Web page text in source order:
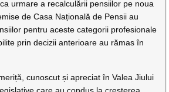
urmare a recalculării pensiilor pe noua
de Casa Națională de Pensii au
pentru aceste categorii profesionale
prin decizii anterioare au rămas în
cunoscut și apreciat în Valea Jiului